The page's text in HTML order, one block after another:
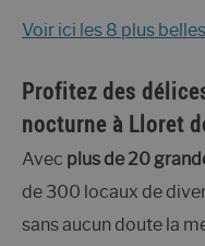
Voir ici les 8 plus
Profitez des
nocturne à Lloret
Avec plus de 20
de 300 locaux de
sans aucun doute la